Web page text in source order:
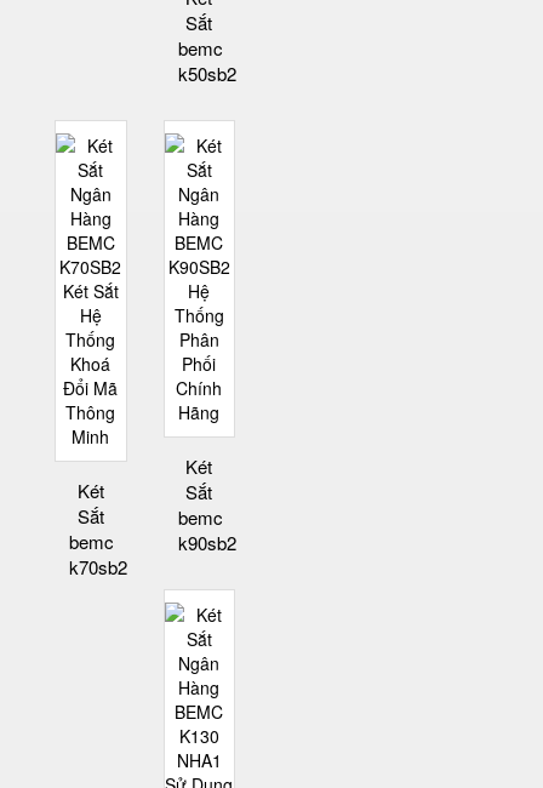
Sắt
bemc
k50sb2
Két
Sắt
bemc
k70sb2
Két
Sắt
bemc
k90sb2